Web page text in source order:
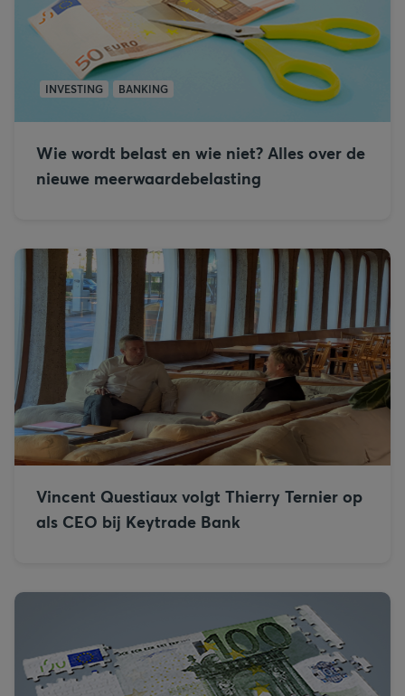
INVESTING BANKING
Wie wordt belast en wie niet? Alles over de
nieuwe meerwaardebelasting
Vincent Questiaux volgt Thierry Ternier op
als CEO bij Keytrade Bank